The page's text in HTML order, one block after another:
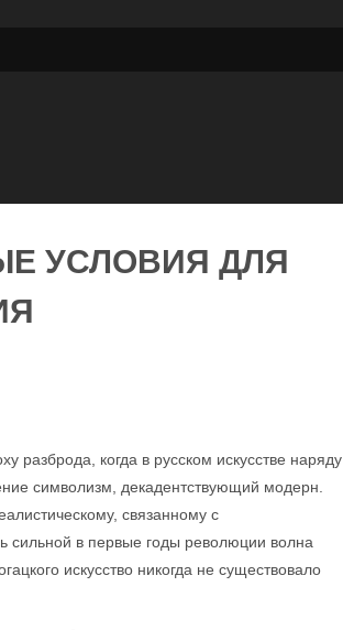
УСЛОВИЯ ДЛЯ
разброда, когда в русском искусстве наряду
символизм, декадентствующий модерн.
связанному с
сильной в первые годы революции волна
искусство никогда не существовало